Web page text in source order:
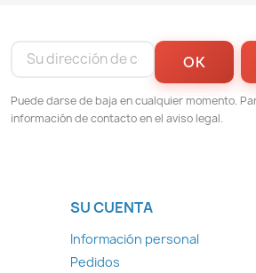
Puede darse de baja en cualquier momento.
información de contacto en el aviso legal.
SU CUENTA
Información personal
Pedidos